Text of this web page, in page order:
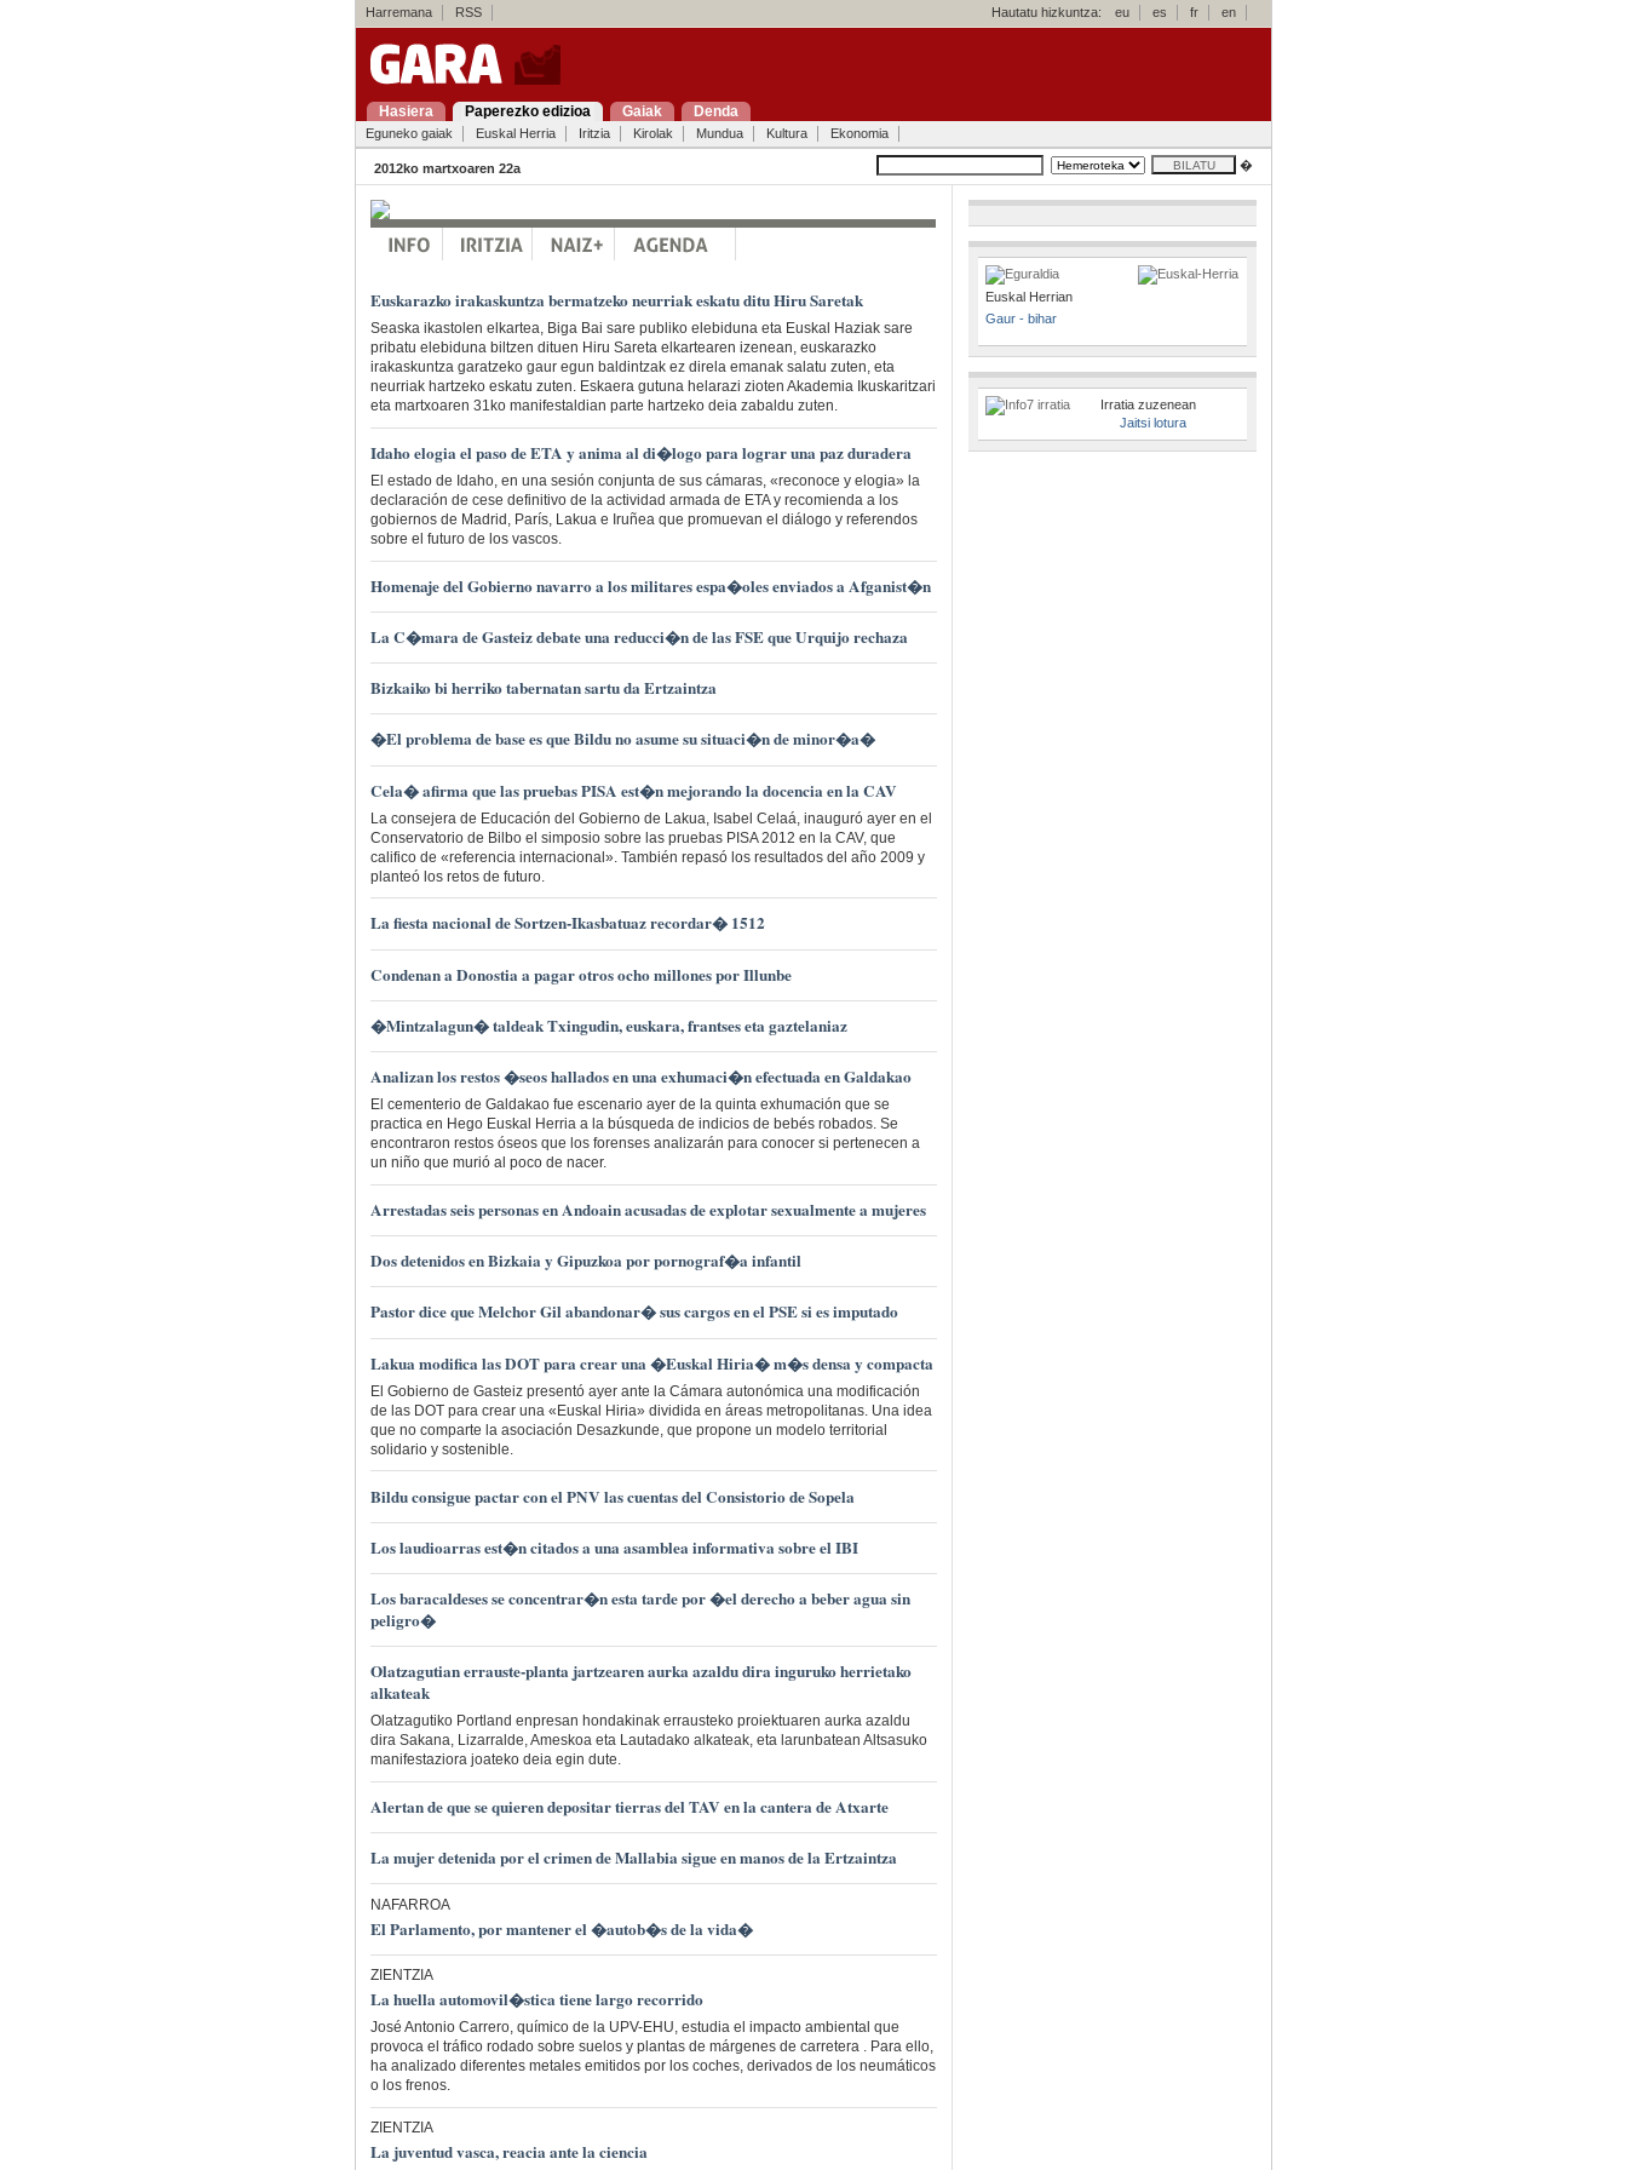
Harremana RSS Hautatu hizkuntza: eu es fr en
Hasiera Paperezko edizioa Gaiak Denda
Eguneko gaiak Euskal Herria Iritzia Kirolak Mundua Kultura Ekonomia
2012ko martxoaren 22a �
Euskarazko irakaskuntza bermatzeko neurriak eskatu ditu Hiru Saretak
Seaska ikastolen elkartea, Biga Bai sare publiko elebiduna eta Euskal Haziak sare
pribatu elebiduna biltzen dituen Hiru Sareta elkartearen izenean, euskarazko
irakaskuntza garatzeko gaur egun baldintzak ez direla emanak salatu zuten, eta
neurriak hartzeko eskatu zuten. Eskaera gutuna helarazi zioten Akademia Ikuskaritzari
eta martxoaren 31ko manifestaldian parte hartzeko deia zabaldu zuten.
Idaho elogia el paso de ETA y anima al di�logo para lograr una paz duradera
El estado de Idaho, en una sesión conjunta de sus cámaras, «reconoce y elogia» la
declaración de cese definitivo de la actividad armada de ETA y recomienda a los
gobiernos de Madrid, París, Lakua e Iruñea que promuevan el diálogo y referendos
sobre el futuro de los vascos.
Homenaje del Gobierno navarro a los militares espa�oles enviados a Afganist�n
La C�mara de Gasteiz debate una reducci�n de las FSE que Urquijo rechaza
Bizkaiko bi herriko tabernatan sartu da Ertzaintza
�El problema de base es que Bildu no asume su situaci�n de minor�a�
Cela� afirma que las pruebas PISA est�n mejorando la docencia en la CAV
La consejera de Educación del Gobierno de Lakua, Isabel Celaá, inauguró ayer en el
Conservatorio de Bilbo el simposio sobre las pruebas PISA 2012 en la CAV, que
califico de «referencia internacional». También repasó los resultados del año 2009 y
planteó los retos de futuro.
La fiesta nacional de Sortzen-Ikasbatuaz recordar� 1512
Condenan a Donostia a pagar otros ocho millones por Illunbe
�Mintzalagun� taldeak Txingudin, euskara, frantses eta gaztelaniaz
Analizan los restos �seos hallados en una exhumaci�n efectuada en Galdakao
El cementerio de Galdakao fue escenario ayer de la quinta exhumación que se
practica en Hego Euskal Herria a la búsqueda de indicios de bebés robados. Se
encontraron restos óseos que los forenses analizarán para conocer si pertenecen a
un niño que murió al poco de nacer.
Arrestadas seis personas en Andoain acusadas de explotar sexualmente a mujeres
Dos detenidos en Bizkaia y Gipuzkoa por pornograf�a infantil
Pastor dice que Melchor Gil abandonar� sus cargos en el PSE si es imputado
Lakua modifica las DOT para crear una �Euskal Hiria� m�s densa y compacta
El Gobierno de Gasteiz presentó ayer ante la Cámara autonómica una modificación
de las DOT para crear una «Euskal Hiria» dividida en áreas metropolitanas. Una idea
que no comparte la asociación Desazkunde, que propone un modelo territorial
solidario y sostenible.
Bildu consigue pactar con el PNV las cuentas del Consistorio de Sopela
Los laudioarras est�n citados a una asamblea informativa sobre el IBI
Los baracaldeses se concentrar�n esta tarde por �el derecho a beber agua sin
peligro�
Olatzagutian errauste-planta jartzearen aurka azaldu dira inguruko herrietako
alkateak
Olatzagutiko Portland enpresan hondakinak errausteko proiektuaren aurka azaldu
dira Sakana, Lizarralde, Ameskoa eta Lautadako alkateak, eta larunbatean Altsasuko
manifestaziora joateko deia egin dute.
Alertan de que se quieren depositar tierras del TAV en la cantera de Atxarte
La mujer detenida por el crimen de Mallabia sigue en manos de la Ertzaintza
NAFARROA
El Parlamento, por mantener el �autob�s de la vida�
ZIENTZIA
La huella automovil�stica tiene largo recorrido
José Antonio Carrero, químico de la UPV-EHU, estudia el impacto ambiental que
provoca el tráfico rodado sobre suelos y plantas de márgenes de carretera . Para ello,
ha analizado diferentes metales emitidos por los coches, derivados de los neumáticos
o los frenos.
ZIENTZIA
La juventud vasca, reacia ante la ciencia
Euskal Herrian
Gaur - bihar
Irratia zuzenean
Jaitsi lotura